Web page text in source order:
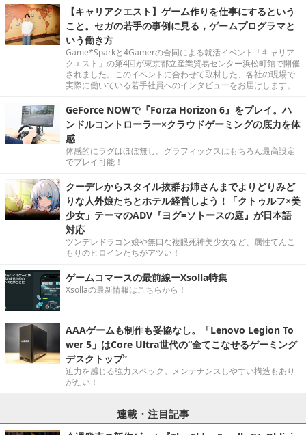
【キャリアクエスト】ゲーム作りを仕事にするという
こと。セガの若手の事例に見る，ゲームプログラマと
いう働き方
Game*Sparkと4Gamerの合同による就活イベント「キャリア
クエスト」の第4回が東京都立産業貿易センター浜松町館で開催
されました。このイベントに合わせて取材した、各社の現場で
実際に働いている若手社員へのインタビューをお届けします。
GeForce NOWで『Forza Horizon 6』をプレイ。ハ
ンドルコントローラー×クラウドゲーミングの底力を体
感
体感的にラグはほぼ無し。グラフィックスはもちろん最高設定
でプレイ可能！
クーデレからスタイル抜群お姉さんまでよりどりみど
りな人外娘たちとホテル経営しよう！「クトゥルフ×美
少女」テーマのADV『ヨグ=ソトースの庭』が日本語
対応
ツンデレドラゴン娘や無口な複眼死神美少女など、属性てんこ
もりのヒロインたちがアツい！
ゲームコマースの最前線ーXsolla特集
Xsollaの最新情報はこちらから！
AAAゲームも制作も妥協なし。「Lenovo Legion To
wer 5」はCore Ultra世代の“全てこなせるゲーミング
デスクトップ”
迫力を感じる強力スペック。メンテナンスしやすい構造もあり
がたい！
連載・注目記事